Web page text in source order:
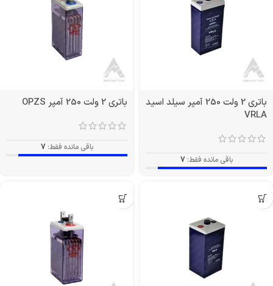
باتری 2 ولت 250 آمپر سیلد اسید
VRLA
باقی مانده فقط: 7
باتری 2 ولت 250 آمپر OPZS
باقی مانده فقط: 7